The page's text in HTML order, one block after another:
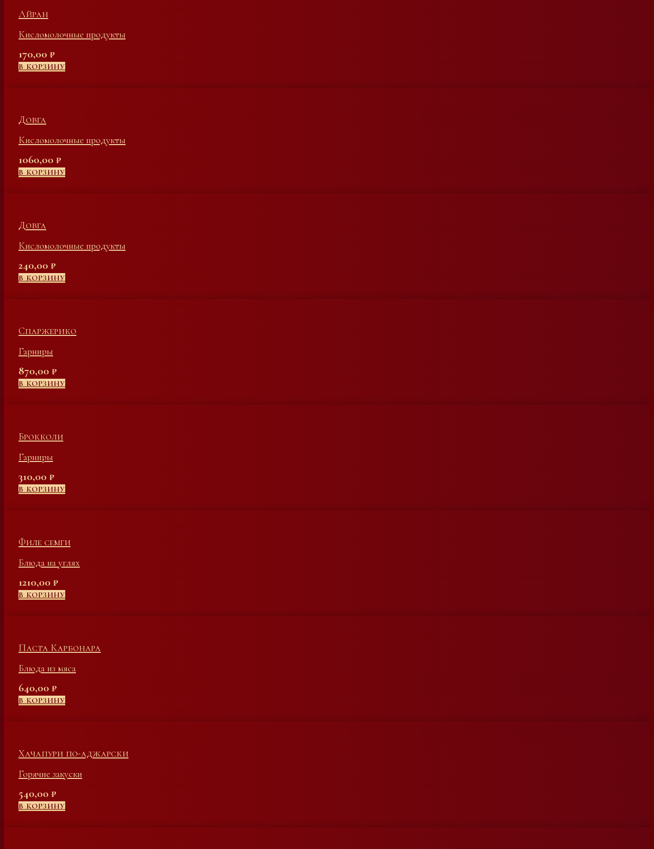
Айран
Кисломолочные продукты
170,00 ₽
В КОРЗИНУ
Довга
Кисломолочные продукты
1060,00 ₽
В КОРЗИНУ
Довга
Кисломолочные продукты
240,00 ₽
В КОРЗИНУ
Спаржерико
Гарниры
870,00 ₽
В КОРЗИНУ
Брокколи
Гарниры
310,00 ₽
В КОРЗИНУ
Филе семги
Блюда на углях
1210,00 ₽
В КОРЗИНУ
Паста Карбонара
Блюда из мяса
640,00 ₽
В КОРЗИНУ
Хачапури по-аджарски
Горячие закуски
540,00 ₽
В КОРЗИНУ